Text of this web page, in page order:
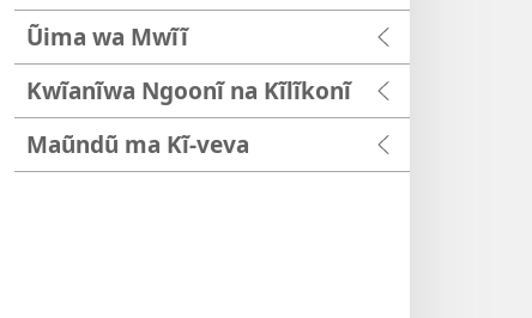
Ũima wa Mwĩĩ
Kwĩanĩwa Ngoonĩ na Kĩlĩkonĩ
Maũndũ ma Kĩ-veva